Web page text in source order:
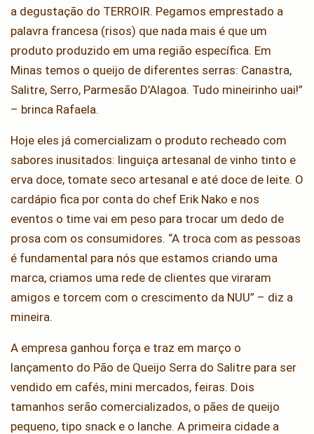
a degustação do TERROIR. Pegamos emprestado a
palavra francesa (risos) que nada mais é que um
produto produzido em uma região específica. Em
Minas temos o queijo de diferentes serras: Canastra,
Salitre, Serro, Parmesão D’Alagoa. Tudo mineirinho uai!”
– brinca Rafaela.
Hoje eles já comercializam o produto recheado com
sabores inusitados: linguiça artesanal de vinho tinto e
erva doce, tomate seco artesanal e até doce de leite. O
cardápio fica por conta do chef Erik Nako e nos
eventos o time vai em peso para trocar um dedo de
prosa com os consumidores. “A troca com as pessoas
é fundamental para nós que estamos criando uma
marca, criamos uma rede de clientes que viraram
amigos e torcem com o crescimento da NUU” – diz a
mineira.
A empresa ganhou força e traz em março o
lançamento do Pão de Queijo Serra do Salitre para ser
vendido em cafés, mini mercados, feiras. Dois
tamanhos serão comercializados, o pães de queijo
pequeno, tipo snack e o lanche. A primeira cidade a